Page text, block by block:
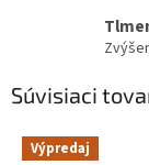
Súvisiaci
Výpredaj